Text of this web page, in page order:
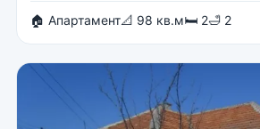
🏠 Апартамент📐 98 кв.м🛏 2🛁 2